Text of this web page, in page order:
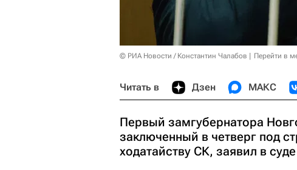
© РИА Новости / Константин Чалабов Перейти в
Читать в Дзен МАКС
Первый замгубернатора
заключенный в четверг под
ходатайству СК, заявил в